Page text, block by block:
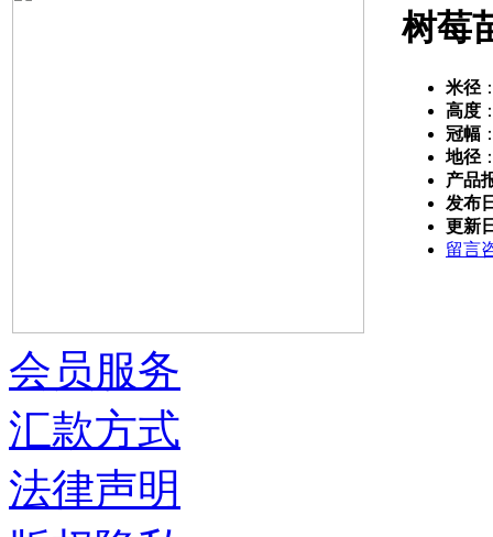
树莓
米径
高度
冠幅
地径
产品
发布
更新
留言
会员服务
汇款方式
法律声明